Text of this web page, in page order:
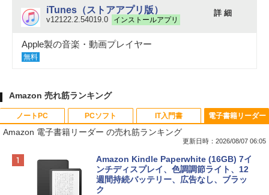
iTunes（ストアアプリ版）
v12122.2.54019.0 インストールアプリ
詳 細
Apple製の音楽・動画プレイヤー
無料
Amazon 売れ筋ランキング
ノートPC
Apple 2026 MacBook Neo A18 Proチッ
プ搭載13インチノートブック：AIとAppl
e Intelligence、Liquid Retinaディスプ
レイ、8GBメモリ、512GB SSD、1080p
PCソフト
Robloxギフトカード - 800 Robux 【限
定バーチャルアイテムを含む】 【オンラ
インゲームコード】 ロブロックス | オン
ラインコード版
IT入門書
生成AIパスポート公式テキスト 第４版
￥1,766
電子書籍リーダー
Amazon 電子書籍リーダー の売れ筋ランキング
更新日時：2026/08/07 06:05
Amazon Kindle Paperwhite (16GB) 7イ
ンチディスプレイ、色調調節ライト、12
週間持続バッテリー、広告なし、ブラッ
ク